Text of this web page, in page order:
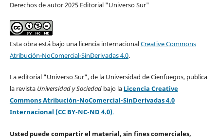
Derechos de autor 2025 Editorial "Universo Sur"
Esta obra está bajo una licencia internacionalCreative Commons
Atribución-NoComercial-SinDerivadas 4.0.
La editorial "Universo Sur", de la Universidad de Cienfuegos, publica
la revista Universidad y Sociedad bajo la Licencia Creative
Commons Atribución-NoComercial-SinDerivadas 4.0
Internacional (CC BY-NC-ND 4.0).
Usted puede compartir el material, sin fines comerciales,